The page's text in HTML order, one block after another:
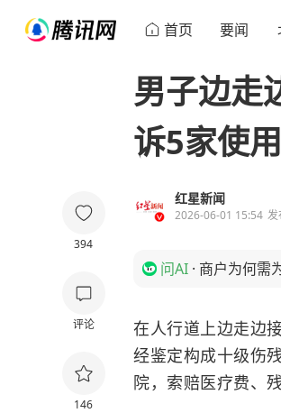
首页 要闻
394
评论
146
男子边走
诉5家使
红星新闻
2026-06-01 15:54 发
问AI · 商户为何需
在人行道上边走边
经鉴定构成十级伤
院，索赔医疗费、